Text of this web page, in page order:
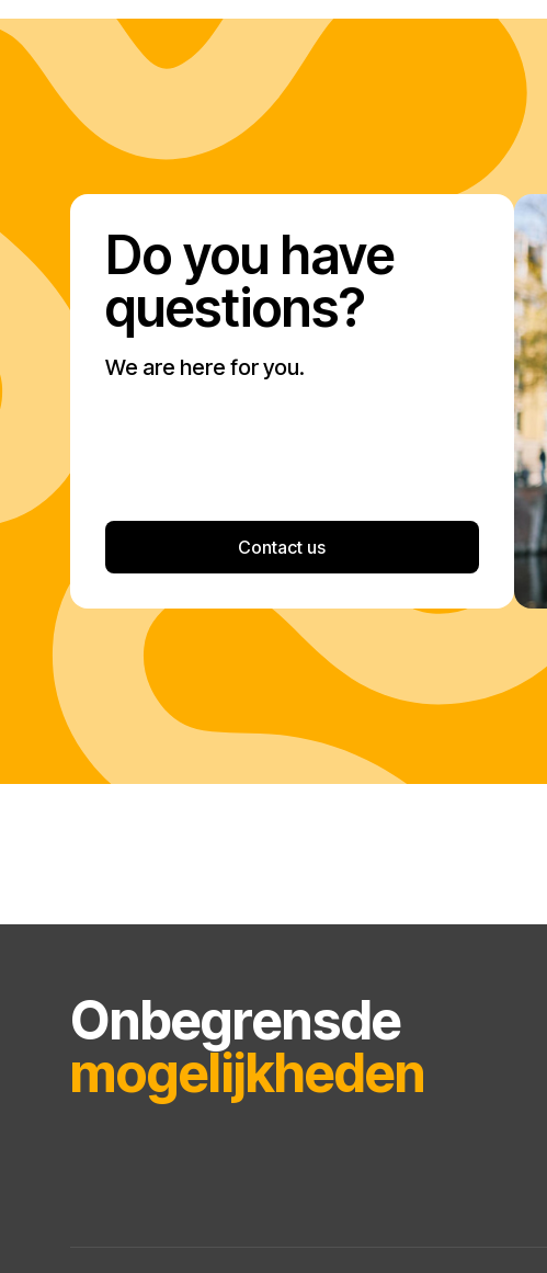
Do you have
questions?
We are here for you.
Contact us
Onbegrensde
mogelijkheden